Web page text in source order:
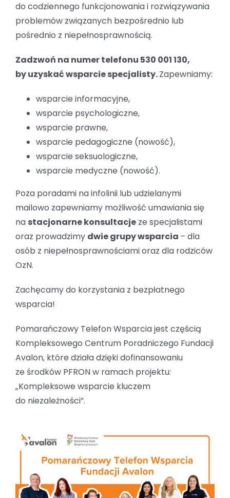
do codziennego funkcjonowania i rozwiązywania
problemów związanych bezpośrednio lub
pośrednio z niepełnosprawnością.
Zadzwoń na numer telefonu 530 001 130,
by uzyskać wsparcie specjalisty.Zapewniamy:
wsparcie informacyjne,
wsparcie psychologiczne,
wsparcie prawne,
wsparcie pedagogiczne (nowość),
wsparcie seksuologiczne,
wsparcie medyczne (nowość).
Poza poradami na infolinii lub udzielanymi
mailowo zapewniamy możliwość umawiania się
na stacjonarne konsultacjeze specjalistami
oraz prowadzimy dwie grupy wsparcia – dla
osób z niepełnosprawnościami oraz dla rodziców
OzN.
Zachęcamy do korzystania z bezpłatnego
wsparcia!
Pomarańczowy Telefon Wsparcia jest częścią
Kompleksowego Centrum Poradniczego Fundacji
Avalon, które działa dzięki dofinansowaniu
ze środków PFRON w ramach projektu:
„Kompleksowe wsparcie kluczem
do niezależności”.